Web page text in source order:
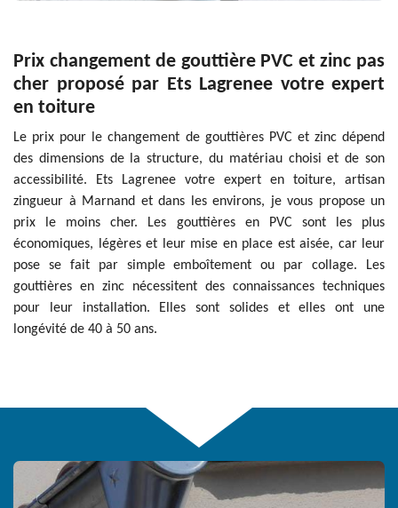
Prix changement de gouttière PVC et zinc pas
cher proposé par Ets Lagrenee votre expert
en toiture
Le prix pour le changement de gouttières PVC et zinc dépend
des dimensions de la structure, du matériau choisi et de son
accessibilité. Ets Lagrenee votre expert en toiture, artisan
zingueur à Marnand et dans les environs, je vous propose un
prix le moins cher. Les gouttières en PVC sont les plus
économiques, légères et leur mise en place est aisée, car leur
pose se fait par simple emboîtement ou par collage. Les
gouttières en zinc nécessitent des connaissances techniques
pour leur installation. Elles sont solides et elles ont une
longévité de 40 à 50 ans.